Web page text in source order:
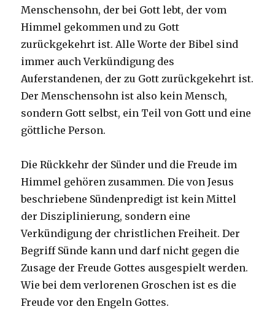
Menschensohn, der bei Gott lebt, der vom
Himmel gekommen und zu Gott
zurückgekehrt ist. Alle Worte der Bibel sind
immer auch Verkündigung des
Auferstandenen, der zu Gott zurückgekehrt ist.
Der Menschensohn ist also kein Mensch,
sondern Gott selbst, ein Teil von Gott und eine
göttliche Person.
Die Rückkehr der Sünder und die Freude im
Himmel gehören zusammen. Die von Jesus
beschriebene Sündenpredigt ist kein Mittel
der Disziplinierung, sondern eine
Verkündigung der christlichen Freiheit. Der
Begriff Sünde kann und darf nicht gegen die
Zusage der Freude Gottes ausgespielt werden.
Wie bei dem verlorenen Groschen ist es die
Freude vor den Engeln Gottes.